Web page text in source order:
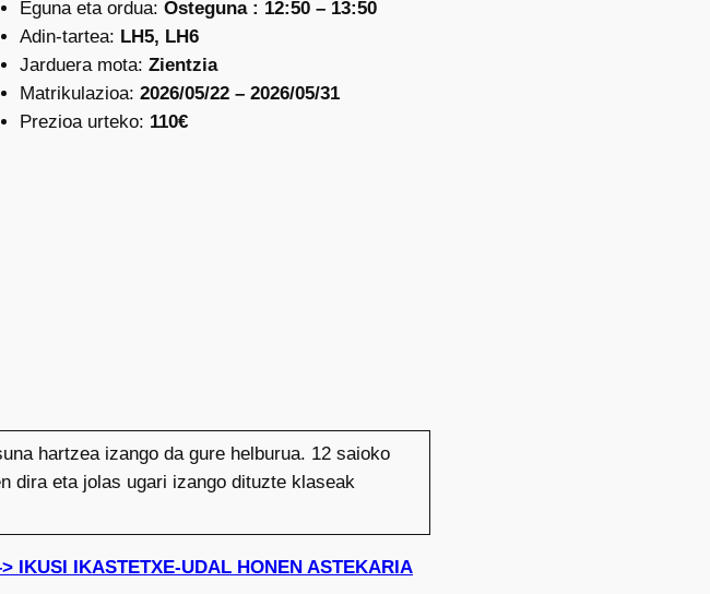
Eguna eta ordua: Osteguna : 12:50 – 13:50
Adin-tartea: LH5, LH6
Jarduera mota: Zientzia
Matrikulazioa: 2026/05/22 – 2026/05/31
Prezioa urteko: 110€
hartzea izango da gure helburua. 12 saioko
dira eta jolas ugari izango dituzte klaseak
IKASTETXE-UDAL HONEN ASTEKARIA